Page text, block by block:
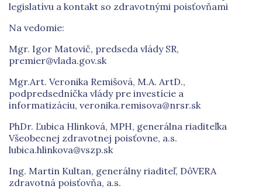
legislatívu a kontakt so zdravotnými poisťovňami
Na vedomie:
Mgr. Igor Matovič, predseda vlády SR,
premier@vlada.gov.sk
Mgr.Art. Veronika Remišová, M.A. ArtD.,
podpredsedníčka vlády pre investície a
informatizáciu, veronika.remisova@nrsr.sk
PhDr. Ľubica Hlinková, MPH, generálna riaditeľka
Všeobecnej zdravotnej poisťovne, a.s.
lubica.hlinkova@vszp.sk
Ing. Martin Kultan, generálny riaditeľ, DôVERA
zdravotná poisťovňa, a.s.